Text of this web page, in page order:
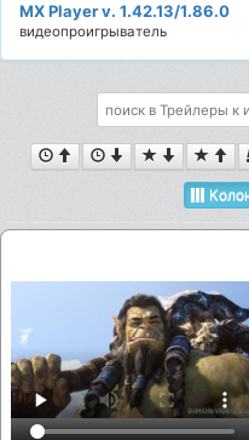
MX Player v. 1.42.13/1.86.0
видеопроигрыватель